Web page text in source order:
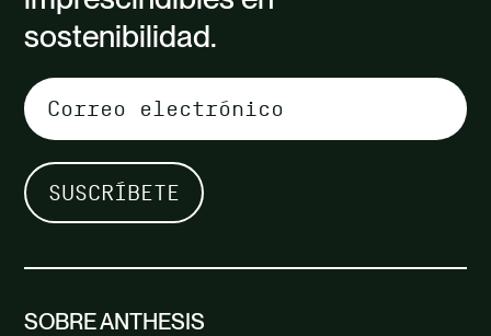
sostenibilidad.
SOBRE ANTHESIS